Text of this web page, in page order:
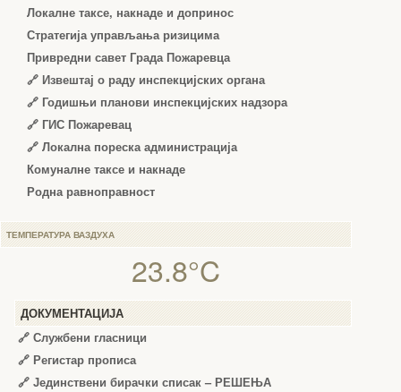
Локалне таксе, накнаде и допринос
Стратегија управљања ризицима
Привредни савет Града Пожаревца
🔗 Извештај о раду инспекцијских органа
🔗 Годишњи планови инспекцијских надзора
🔗 ГИС Пожаревац
🔗 Локална пореска администрација
Комуналне таксе и накнаде
Родна равноправност
ТЕМПЕРАТУРА ВАЗДУХА
23.8°C
ДОКУМЕНТАЦИЈА
🔗 Службени гласници
🔗 Регистар прописа
🔗 Јединствени бирачки списак – РЕШЕЊА